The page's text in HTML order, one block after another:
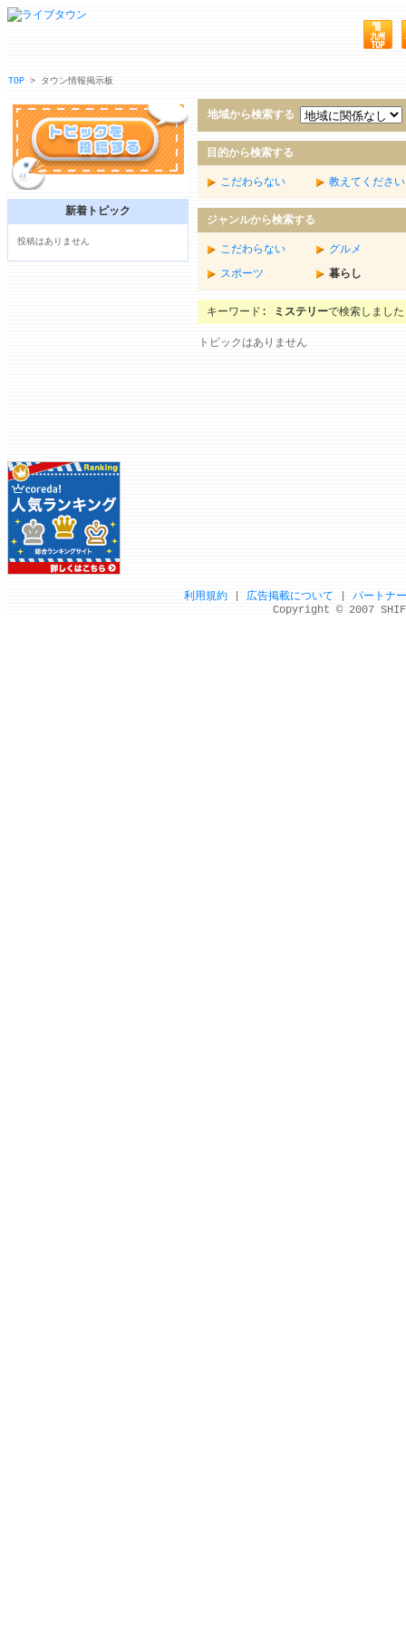
TOP > タウン情報掲示板
新着トピック
投稿はありません
地域から検索する
目的から検索する
こだわらない 教えてください
ジャンルから検索する
こだわらない
グルメ
スポーツ
暮らし
キーワード: ミステリーで検索しました
トピックはありません
利用規約| 広告掲載について
パートナ
Copyright © 2007